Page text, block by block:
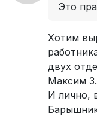
Это
Хотим
двух
Максим
И лично,